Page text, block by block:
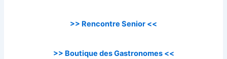
>> Rencontre Senior <<
>> Boutique des Gastronomes <<